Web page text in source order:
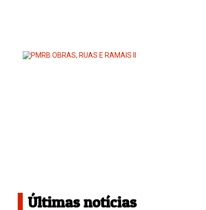
Últimas notícias